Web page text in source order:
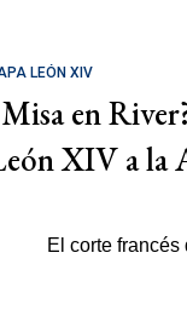
LEÓN XIV
en
XIV a la